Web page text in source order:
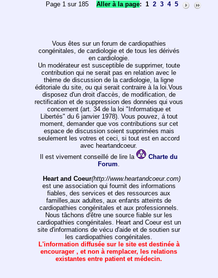
Page 1 sur 185Aller à la page: 1 2 3 4 5
Vous êtes sur un forum de cardiopathies
congénitales, de cardiologie et de tous les dérivés
en cardiologie.
Un modérateur est susceptible de supprimer, toute
contribution qui ne serait pas en relation avec le
thème de discussion de la cardiologie, la ligne
éditoriale du site, ou qui serait contraire à la loi.Vous
disposez d'un droit d'accès, de modification, de
rectification et de suppression des données qui vous
concernent (art. 34 de la loi "Informatique et
Libertés" du 6 janvier 1978). Vous pouvez, á tout
moment, demander que vos contributions sur cet
espace de discussion soient supprimées mais
seulement les votres et ceci, si tout est en accord
avec heartandcoeur.
Il est vivement conseillé de lire la
Charte du
Forum.
Heart and Coeur(http://www.heartandcoeur.com)
est une association qui fournit des informations
fiables, des services et des ressources aux
familles,aux adultes, aux enfants atteints de
cardiopathies congénitales et aux professionnels.
Nous tâchons d'être une source fiable sur les
cardiopathies congénitales. Heart and Coeur est un
site d'informations de vécu d'aide et de soutien sur
les cardiopathies congénitales.
L'information diffusée sur le site est destinée à
encourager , et non à remplacer, les relations
existantes entre patient et médecin.